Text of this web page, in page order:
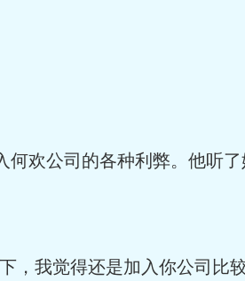
欢公司的各种利弊。他听
，我觉得还是加入你公司比